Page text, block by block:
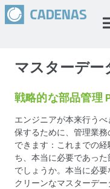
マスターデー
戦略的な部品管理
エンジニアが本来行う
保するために、管理業
できます：これまでの
ち、本当に必要であっ
でしょうか。本当に必要
クリーンなマスターデー